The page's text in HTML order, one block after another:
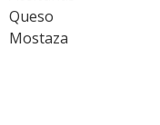
Queso
Mostaza